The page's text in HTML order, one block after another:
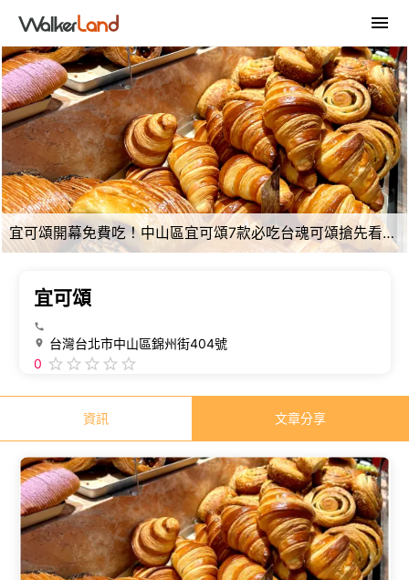
宜可頌開幕免費吃！中山區宜可頌7款必吃台魂可頌搶先看，日常台味化身精緻法式可頌。
宜可頌
台灣台北市中山區錦州街404號
0
資訊 文章分享